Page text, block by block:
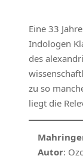
Eine 33
Indologen
des
zu so
liegt die
Autor: